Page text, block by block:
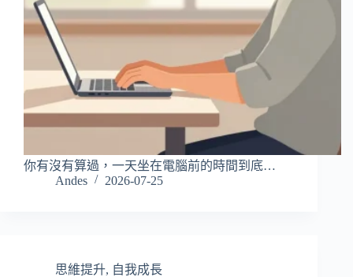
你有沒有算過，一天坐在電腦前的時間到底…
Andes
2026-07-25
思維提升, 自我成長